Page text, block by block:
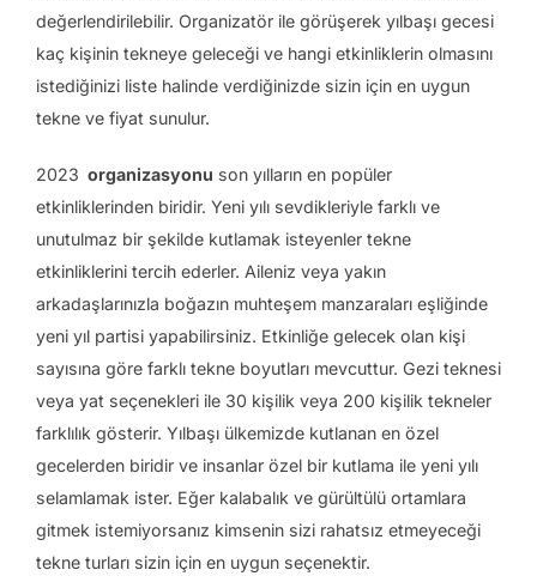
değerlendirilebilir. Organizatör ile görüşerek yılbaşı gecesi
kaç kişinin tekneye geleceği ve hangi etkinliklerin olmasını
istediğinizi liste halinde verdiğinizde sizin için en uygun
tekne ve fiyat sunulur.
2023 organizasyonu son yılların en popüler
etkinliklerinden biridir. Yeni yılı sevdikleriyle farklı ve
unutulmaz bir şekilde kutlamak isteyenler tekne
etkinliklerini tercih ederler. Aileniz veya yakın
arkadaşlarınızla boğazın muhteşem manzaraları eşliğinde
yeni yıl partisi yapabilirsiniz. Etkinliğe gelecek olan kişi
sayısına göre farklı tekne boyutları mevcuttur. Gezi teknesi
veya yat seçenekleri ile 30 kişilik veya 200 kişilik tekneler
farklılık gösterir. Yılbaşı ülkemizde kutlanan en özel
gecelerden biridir ve insanlar özel bir kutlama ile yeni yılı
selamlamak ister. Eğer kalabalık ve gürültülü ortamlara
gitmek istemiyorsanız kimsenin sizi rahatsız etmeyeceği
tekne turları sizin için en uygun seçenektir.